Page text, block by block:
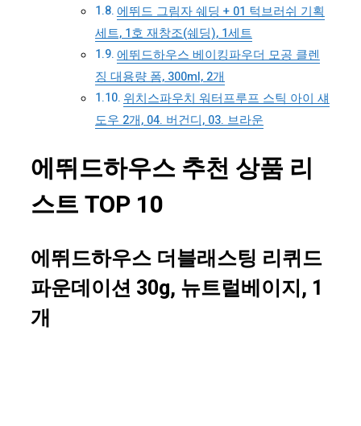
에뛰드 그림자 쉐딩 + 01 턱브러쉬 기획
세트, 1호 재창조(쉐딩), 1세트
에뛰드하우스 베이킹파우더 모공 클렌
징 대용량 폼, 300ml, 2개
위치스파우치 워터프루프 스틱 아이 섀
도우 2개, 04. 버건디, 03. 브라운
에뛰드하우스 추천 상품 리
스트 TOP 10
에뛰드하우스 더블래스팅 리퀴드
파운데이션 30g, 뉴트럴베이지, 1
개